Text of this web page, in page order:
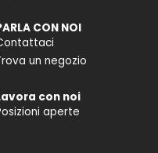
CON NOI
un negozio
con noi
aperte